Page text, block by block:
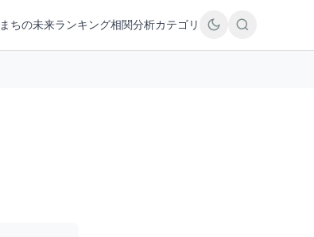
まちの未来ランキング相関分析カテゴリ